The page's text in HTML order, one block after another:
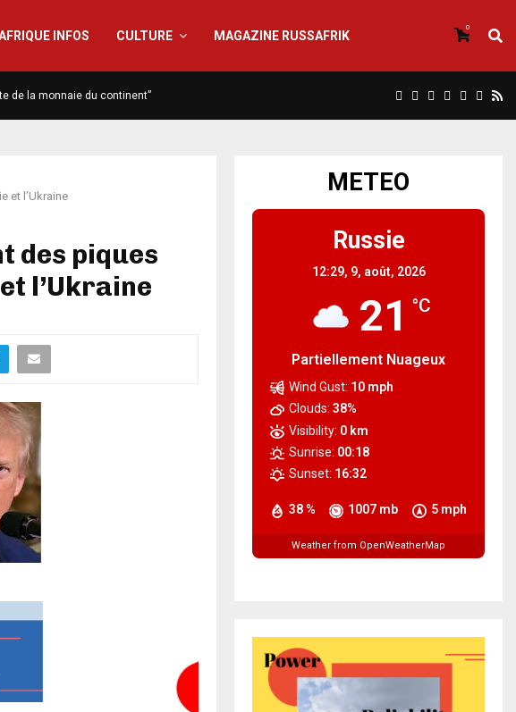
INFOS CULTURE MAGAZINE RUSSAFRIK
0
de la monnaie du continent”
et l’Ukraine
des piques
l’Ukraine
METEO
Russie
12:29, 9, août, 2026
21 °C
Partiellement Nuageux
38 % 1007 mb 5 mph
Wind Gust: 10 mph
Clouds: 38%
Visibility: 0 km
Sunrise: 00:18
Sunset: 16:32
Weather from OpenWeatherMap